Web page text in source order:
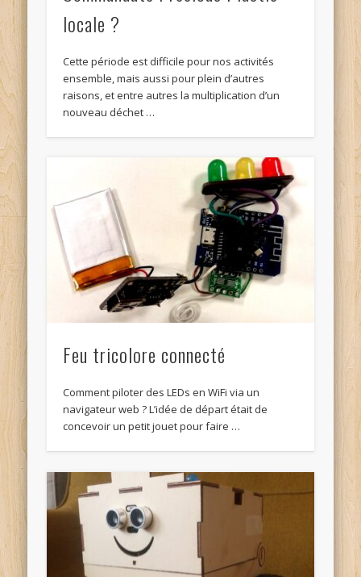
locale ?
Cette période est difficile pour nos activités
ensemble, mais aussi pour plein d’autres
raisons, et entre autres la multiplication d’un
nouveau déchet …
Feu tricolore connecté
Comment piloter des LEDs en WiFi via un
navigateur web ? L’idée de départ était de
concevoir un petit jouet pour faire …